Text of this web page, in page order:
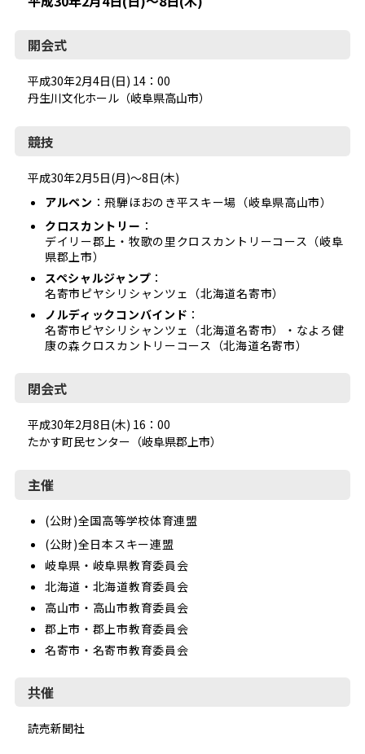
開会式
平成30年2月4日(日) 14：00
丹生川文化ホール（岐阜県高山市）
競技
平成30年2月5日(月)～8日(木)
アルペン ：飛騨ほおのき平スキー場（岐阜県高山市）
クロスカントリー ：
デイリー郡上・牧歌の里クロスカントリーコース（岐阜
県郡上市）
スペシャルジャンプ ：
名寄市ピヤシリシャンツェ（北海道名寄市）
ノルディックコンバインド ：
名寄市ピヤシリシャンツェ（北海道名寄市）・なよろ健
康の森クロスカントリーコース（北海道名寄市）
閉会式
平成30年2月8日(木) 16：00
たかす町民センター（岐阜県郡上市）
主催
(公財)全国高等学校体育連盟
(公財)全日本スキー連盟
岐阜県・岐阜県教育委員会
北海道・北海道教育委員会
高山市・高山市教育委員会
郡上市・郡上市教育委員会
名寄市・名寄市教育委員会
共催
読売新聞社